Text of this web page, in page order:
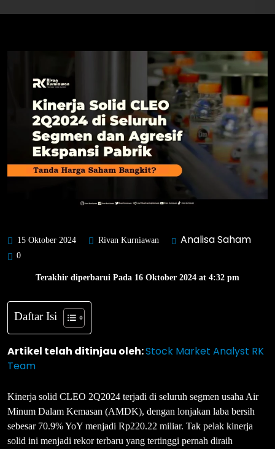
15 Oktober 2024 Rivan Kurniawan Analisa Saham
0
Terakhir diperbarui Pada 16 Oktober 2024 at 4:32 pm
Daftar Isi
Artikel telah ditinjau oleh:Stock Market Analyst RK
Team
Kinerja solid CLEO 2Q2024 terjadi di seluruh segmen usaha Air
Minum Dalam Kemasan (AMDK), dengan lonjakan laba bersih
sebesar 70.9% YoY menjadi Rp220.22 miliar. Tak pelak kinerja
solid ini menjadi rekor terbaru yang tertinggi pernah diraih